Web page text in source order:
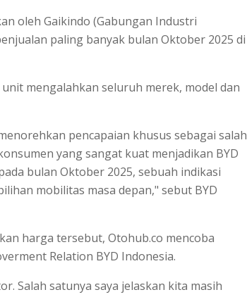
oleh Gaikindo (Gabungan Industri
paling banyak bulan Oktober 2025 di
mengalahkan seluruh merek, model dan
pencapaian khusus sebagai salah
yang sangat kuat menjadikan BYD
bulan Oktober 2025, sebuah indikasi
mobilitas masa depan," sebut BYD
harga tersebut, Otohub.co mencoba
Relation BYD Indonesia.
Salah satunya saya jelaskan kita masih